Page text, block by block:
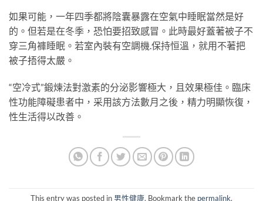
如果可能，一年四季都將陰囊暴露在空氣中睡眠當然是好
的。但若是在冬季，恐怕要招致感冒。此時最好蓋著被子不
穿三角褲睡眠。若室內裝有空調機.保持恒溫，就用不著把
被子捂得太嚴。
“空冷式”鍛煉法對激素的分泌影響極大，且效果極佳。臨床
性功能障礙患者中，采用該方法數月之後，精力明顯恢復，
性生活得以改善。
This entry was posted in 男性健康. Bookmark the permalink.